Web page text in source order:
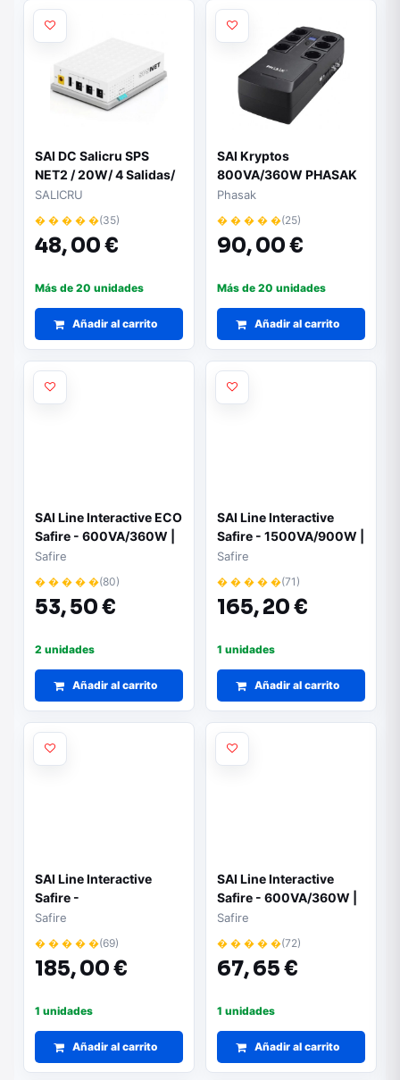
SAI DC Salicru SPS
NET2 / 20W/ 4 Salidas/
Formato Compacto
SALICRU
� � � � �(35)
48,00 €
Más de 20 unidades
Añadir al carrito
SAI Kryptos
800VA/360W PHASAK
PH9478
Phasak
� � � � �(25)
90,00 €
Más de 20 unidades
Añadir al carrito
SAI Line Interactive ECO
Safire - 600VA/360W |
Protección contra
cortes y sobretensiones
Safire
� � � � �(80)
53,50 €
2 unidades
Añadir al carrito
SAI Line Interactive
Safire - 1500VA/900W |
Protección avanzada
contra cortes y
sobretensiones
Safire
� � � � �(71)
165,20 €
1 unidades
Añadir al carrito
SAI Line Interactive
Safire -
2000VA/1200W |
Protección avanzada
contra cortes y
sobretensiones
Safire
� � � � �(69)
185,00 €
1 unidades
Añadir al carrito
SAI Line Interactive
Safire - 600VA/360W |
Protección avanzada
contra cortes y
sobretensiones
Safire
� � � � �(72)
67,65 €
1 unidades
Añadir al carrito